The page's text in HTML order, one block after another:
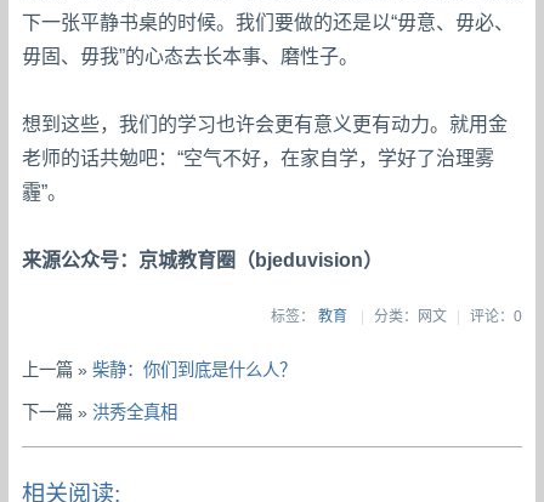
下一张平静书桌的时候。我们要做的还是以“毋意、毋必、
毋固、毋我”的心态去长本事、磨性子。
想到这些，我们的学习也许会更有意义更有动力。就用金
老师的话共勉吧：“空气不好，在家自学，学好了治理雾
霾”。
来源公众号：京城教育圈（bjeduvision）
标签： 教育 | 分类：网文| 评论：0
上一篇 »柴静：你们到底是什么人？
下一篇 »洪秀全真相
相关阅读: